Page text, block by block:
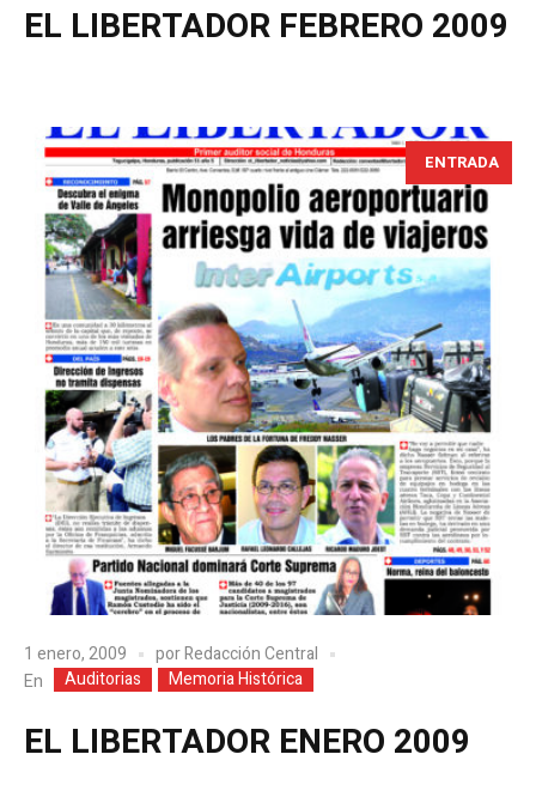
EL LIBERTADOR FEBRERO 2009
ENTRADA
1 enero, 2009 porRedacción Central
En
Auditorias Memoria Histórica
EL LIBERTADOR ENERO 2009